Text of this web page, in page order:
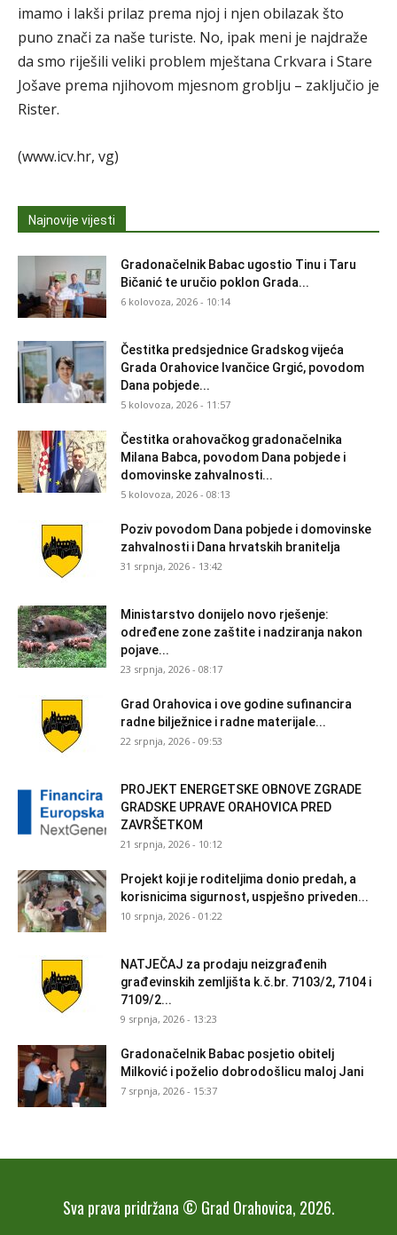
imamo i lakši prilaz prema njoj i njen obilazak što
puno znači za naše turiste. No, ipak meni je najdraže
da smo riješili veliki problem mještana Crkvara i Stare
Jošave prema njihovom mjesnom groblju – zaključio je
Rister.
(www.icv.hr, vg)
Najnovije vijesti
Gradonačelnik Babac ugostio Tinu i Taru
Bičanić te uručio poklon Grada...
6 kolovoza, 2026 - 10:14
Čestitka predsjednice Gradskog vijeća
Grada Orahovice Ivančice Grgić, povodom
Dana pobjede...
5 kolovoza, 2026 - 11:57
Čestitka orahovačkog gradonačelnika
Milana Babca, povodom Dana pobjede i
domovinske zahvalnosti...
5 kolovoza, 2026 - 08:13
Poziv povodom Dana pobjede i domovinske
zahvalnosti i Dana hrvatskih branitelja
31 srpnja, 2026 - 13:42
Ministarstvo donijelo novo rješenje:
određene zone zaštite i nadziranja nakon
pojave...
23 srpnja, 2026 - 08:17
Grad Orahovica i ove godine sufinancira
radne bilježnice i radne materijale...
22 srpnja, 2026 - 09:53
PROJEKT ENERGETSKE OBNOVE ZGRADE
GRADSKE UPRAVE ORAHOVICA PRED
ZAVRŠETKOM
21 srpnja, 2026 - 10:12
Projekt koji je roditeljima donio predah, a
korisnicima sigurnost, uspješno priveden...
10 srpnja, 2026 - 01:22
NATJEČAJ za prodaju neizgrađenih
građevinskih zemljišta k.č.br. 7103/2, 7104 i
7109/2...
9 srpnja, 2026 - 13:23
Gradonačelnik Babac posjetio obitelj
Milković i poželio dobrodošlicu maloj Jani
7 srpnja, 2026 - 15:37
Sva prava pridržana © Grad Orahovica, 2026.